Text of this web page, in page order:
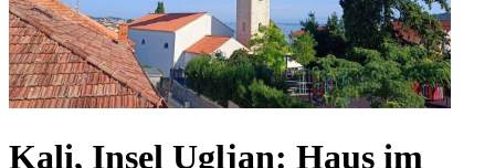
Kali, Insel Ugljan: Haus im